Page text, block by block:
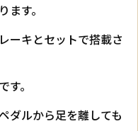
す。
ーキとセットで搭載さ
。
ダルから足を離しても